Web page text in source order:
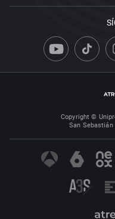
Copyright ©
San Sebastián